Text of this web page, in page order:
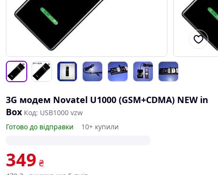
3G модем Novatel U1000 (GSM+CDMA) NEW in
Box Код: USB1000 vzw
Готово до відправки
10+ купили
349 ₴